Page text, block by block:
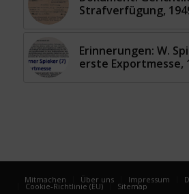
Strafverfügung,
Erinnerungen: W.
erste Exportmesse,
Mitmachen Über uns Impressum
Cookie-Richtlinie (EU) Sitemap